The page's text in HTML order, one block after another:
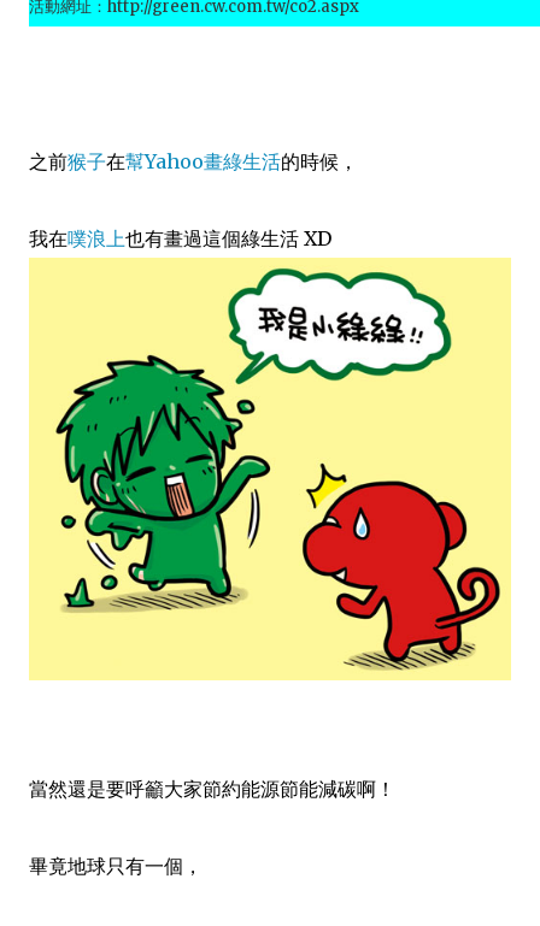
活動網址： http://green.cw.com.tw/co2.aspx
之前猴子在幫Yahoo畫綠生活的時候，
我在噗浪上也有畫過這個綠生活 XD
當然還是要呼籲大家節約能源節能減碳啊！
畢竟地球只有一個，